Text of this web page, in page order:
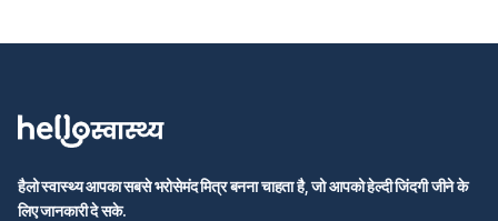
हैलो स्वास्थ्य आपका सबसे भरोसेमंद मित्र बनना चाहता है, जो आपको हेल्दी जिंदगी जीने के
लिए जानकारी दे सके.